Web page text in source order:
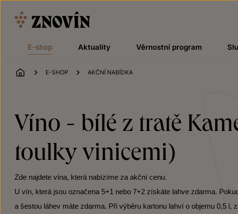
E-shop Aktuality Věrnostní program
ÚVOD
E-SHOP AKČNÍ NABÍDKA
Víno - bílé z tratě
toulky vinicemi)
Zde najdete vína, která nabízíme za akční cenu.
U vín, která jsou označena 5+1 nebo 7+2 získáte lahve zdarma.
a šestou láhev máte zdarma. Při výběru kartonu lahví o objemu 0,5 l,